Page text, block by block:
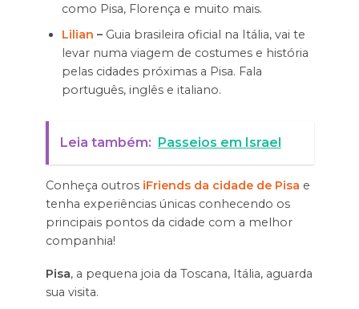
como Pisa, Florença e muito mais.
Lilian –Guia brasileira oficial na Itália, vai te
levar numa viagem de costumes e história
pelas cidades próximas a Pisa. Fala
português, inglês e italiano.
Leia também: Passeios em Israel
Conheça outros iFriends da cidade de Pisa e
tenha experiências únicas conhecendo os
principais pontos da cidade com a melhor
companhia!
Pisa, a pequena joia da Toscana, Itália, aguarda
sua visita.